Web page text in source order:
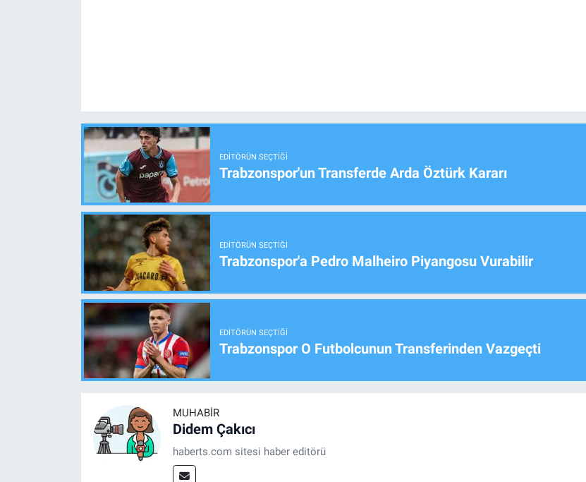
EDITÖRÜN SEÇTIĞI
Trabzonspor'un Transferde Arda Öztürk Kararı
EDITÖRÜN SEÇTIĞI
Trabzonspor'a Pedro Malheiro Piyangosu Vurabilir
EDITÖRÜN SEÇTIĞI
Trabzonspor O Futbolcunun Transferinden Vazgeçti
MUHABIR
Didem Çakıcı
haberts.com sitesi haber editörü